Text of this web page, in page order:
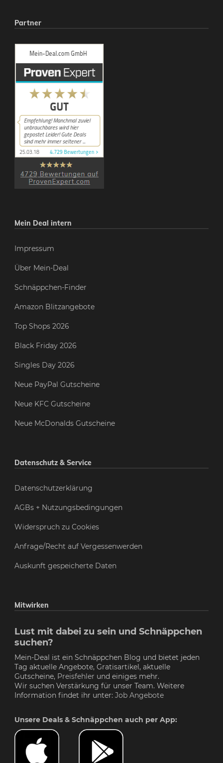
Partner
Mein Deal intern
Impressum
Über Mein-Deal
Schnäppchen-Finder
Amazon Blitzangebote
Top Shops 2026
Black Friday 2026
Singles Day 2026
Neue PayPal Gutscheine
Neue KFC Gutscheine
Neue McDonalds Gutscheine
Datenschutz & Service
Datenschutzerklärung
AGBs + Nutzungsbedingungen
Widerspruch zu Cookies
Anfrage/Recht auf Vergessenwerden
Auskunft gespeicherte Daten
Mitwirken
Lust mit dabei zu sein und Schnäppchen
suchen?
Mein-Deal ist ein Schnäppchen Blog und bietet jeden
Tag aktuelle Angebote, Gratisartikel, aktuelle
Gutscheine, Preisfehler und einiges mehr.
Wir suchen Verstärkung für unser Team. Weitere
Information findet ihr unter: Job Angebote
Unsere Deals & Schnäppchen auch per App: